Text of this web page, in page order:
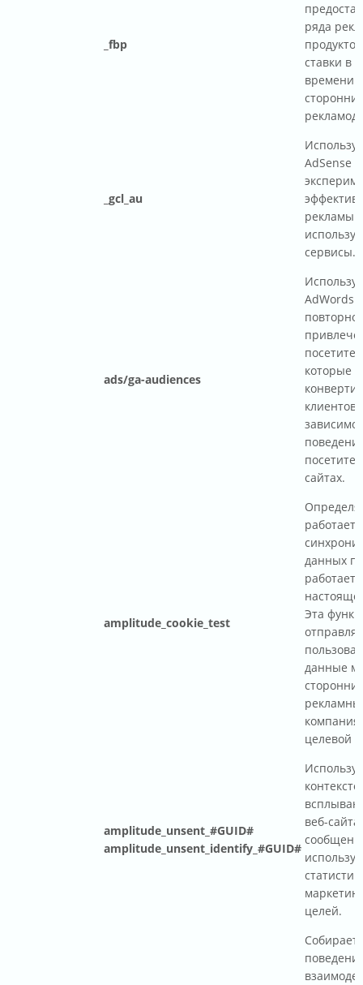
_fbp
ряда
ставки в
времени
сторонних
_gcl_au
AdSense
рекламы
сервисы.
ads/ga-audiences
AdWords
которые
клиентов
сайтах.
amplitude_cookie_test
работает
данных
работает
Эта
данные
целевой
amplitude_unsent_#GUID#
amplitude_unsent_identify_#GUID#
контексте
веб-
целей.